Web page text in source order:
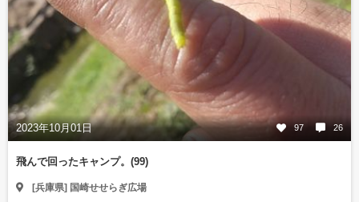
2023年10月01日 97 26
飛んで回ったキャンプ。(99)
[兵庫県] 国崎せせらぎ広場